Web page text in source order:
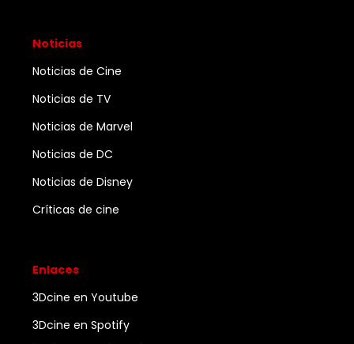
Noticias
Noticias de Cine
Noticias de TV
Noticias de Marvel
Noticias de DC
Noticias de Disney
Críticas de cine
Enlaces
3Dcine en Youtube
3Dcine en Spotify